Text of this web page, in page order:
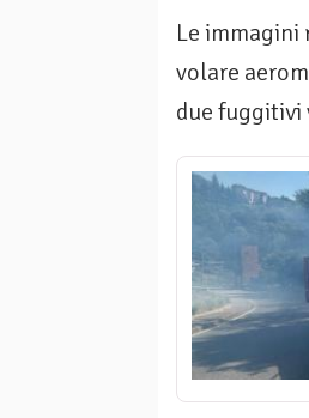
Le
volare
due fuggitivi